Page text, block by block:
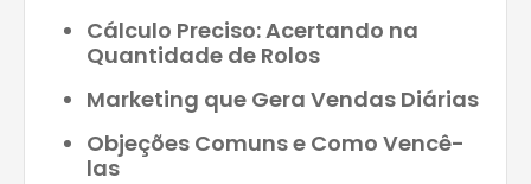
Cálculo Preciso: Acertando na
Quantidade de Rolos
Marketing que Gera Vendas Diárias
Objeções Comuns e Como Vencê-
las